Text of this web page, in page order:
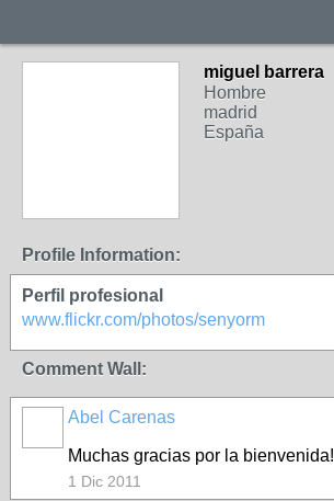
miguel barrera
Hombre
madrid
España
Profile Information:
Perfil profesional
www.flickr.com/photos/senyorm
Comment Wall:
Abel Carenas
Muchas gracias por la bienvenida!
1 Dic 2011